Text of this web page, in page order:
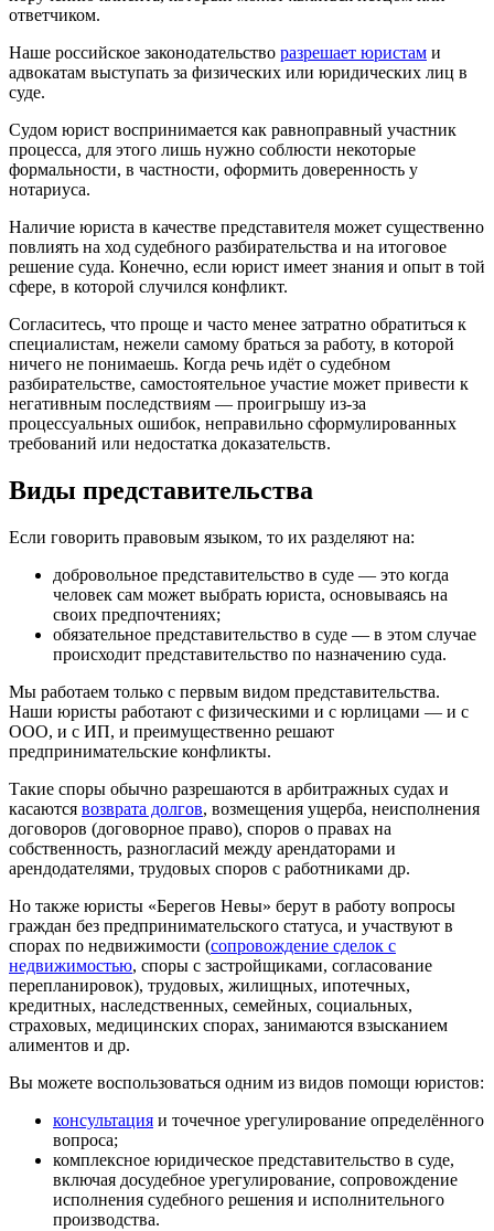
ответчиком.
Наше российское законодательство разрешает юристам и
адвокатам выступать за физических или юридических лиц в
суде.
Судом юрист воспринимается как равноправный участник
процесса, для этого лишь нужно соблюсти некоторые
формальности, в частности, оформить доверенность у
нотариуса.
Наличие юриста в качестве представителя может существенно
повлиять на ход судебного разбирательства и на итоговое
решение суда. Конечно, если юрист имеет знания и опыт в той
сфере, в которой случился конфликт.
Согласитесь, что проще и часто менее затратно обратиться к
специалистам, нежели самому браться за работу, в которой
ничего не понимаешь. Когда речь идёт о судебном
разбирательстве, самостоятельное участие может привести к
негативным последствиям — проигрышу из-за
процессуальных ошибок, неправильно сформулированных
требований или недостатка доказательств.
Виды представительства
Если говорить правовым языком, то их разделяют на:
добровольное представительство в суде — это когда
человек сам может выбрать юриста, основываясь на
своих предпочтениях;
обязательное представительство в суде — в этом случае
происходит представительство по назначению суда.
Мы работаем только с первым видом представительства.
Наши юристы работают с физическими и с юрлицами — и с
ООО, и с ИП, и преимущественно решают
предпринимательские конфликты.
Такие споры обычно разрешаются в арбитражных судах и
касаются возврата долгов, возмещения ущерба, неисполнения
договоров (договорное право), споров о правах на
собственность, разногласий между арендаторами и
арендодателями, трудовых споров с работниками др.
Но также юристы «Берегов Невы» берут в работу вопросы
граждан без предпринимательского статуса, и участвуют в
спорах по недвижимости (сопровождение сделок с
недвижимостью, споры с застройщиками, согласование
перепланировок), трудовых, жилищных, ипотечных,
кредитных, наследственных, семейных, социальных,
страховых, медицинских спорах, занимаются взысканием
алиментов и др.
Вы можете воспользоваться одним из видов помощи юристов:
консультация и точечное урегулирование определённого
вопроса;
комплексное юридическое представительство в суде,
включая досудебное урегулирование, сопровождение
исполнения судебного решения и исполнительного
производства.